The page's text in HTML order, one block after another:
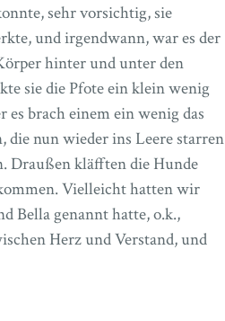
sehr vorsichtig, sie
und irgendwann, war es der
hinter und unter den
sie die Pfote ein klein wenig
brach einem ein wenig das
die nun wieder ins Leere starren
Draußen kläfften die Hunde
Vielleicht hatten wir
Bella genannt hatte, o.k.,
Herz und Verstand, und